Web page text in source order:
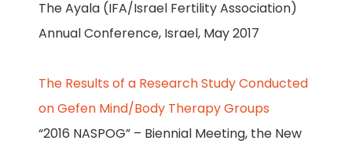
The Ayala (IFA/Israel Fertility Association)
Annual Conference, Israel, May 2017
The Results of a Research Study Conducted
on Gefen Mind/Body Therapy Groups
“2016 NASPOG” – Biennial Meeting, the New